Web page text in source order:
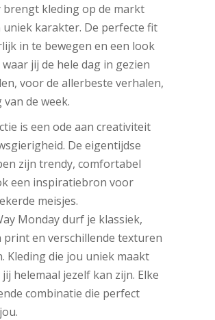
brengt kleding op de markt
uniek karakter. De perfecte fit
in te bewegen en een look
jij de hele dag in gezien
voor de allerbeste verhalen,
van de week.
is een ode aan creativiteit
De eigentijdse
zijn trendy, comfortabel
een inspiratiebron voor
meisjes.
Monday durf je klassiek,
print en verschillende texturen
Kleding die jou uniek maakt
helemaal jezelf kan zijn. Elke
combinatie die perfect